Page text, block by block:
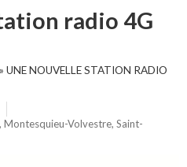
radio 4G
» UNE NOUVELLE STATION RADIO
, Montesquieu-Volvestre, Saint-